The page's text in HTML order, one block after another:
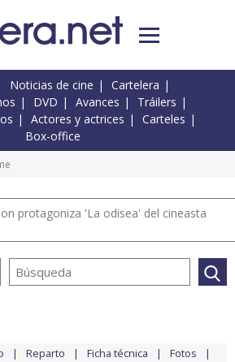
Noticias de cine
Cartelera
DVD Avances
Tráilers
Actores y actrices
Carteles
Box-office
protagoniza 'La odisea' del cineasta
Reparto Ficha técnica Fotos